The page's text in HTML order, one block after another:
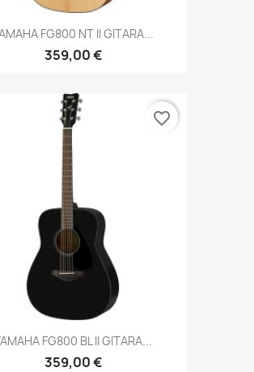
FG800 NT II GITARA...
359,00 €
FG800 BL II GITARA...
359,00 €
favorite_border